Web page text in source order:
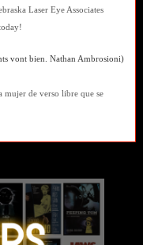
Laser Eye Associates
vont bien. Nathan Ambrosioni)
de verso libre que se